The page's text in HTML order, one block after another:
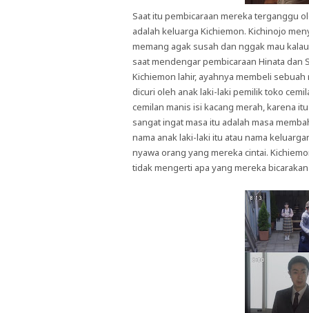
Saat itu pembicaraan mereka terganggu
adalah keluarga Kichiemon. Kichinojo
memang agak susah dan nggak mau
saat mendengar pembicaraan Hinata dan
Kichiemon lahir, ayahnya membeli
dicuri oleh anak laki-laki pemilik toko
cemilan manis isi kacang merah, karena
sangat ingat masa itu adalah masa
nama anak laki-laki itu atau nama
nyawa orang yang mereka cintai.
tidak mengerti apa yang mereka